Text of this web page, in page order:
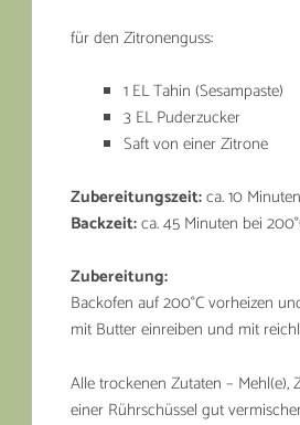
für den Zitronenguss:
1 EL Tahin (Sesampaste)
3 EL Puderzucker
Saft von einer Zitrone
Zubereitungszeit:ca. 10 Minuten
Backzeit:ca. 45 Minuten bei
Zubereitung:
Backofen auf 200°C vorheizen
mit Butter einreiben und mit
Alle trockenen Zutaten – Mehl(e),
einer Rührschüssel gut